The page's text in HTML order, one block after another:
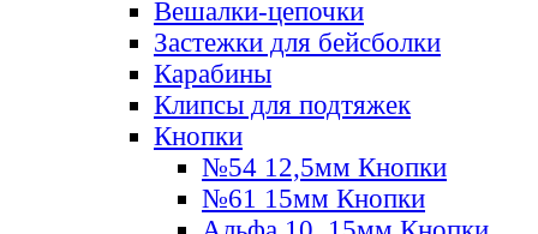
Вешалки-цепочки
Застежки для бейсболки
Карабины
Клипсы для подтяжек
Кнопки
№54 12,5мм Кнопки
№61 15мм Кнопки